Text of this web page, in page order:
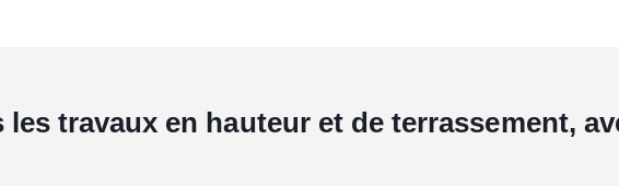
les travaux en hauteur et de terrassement,